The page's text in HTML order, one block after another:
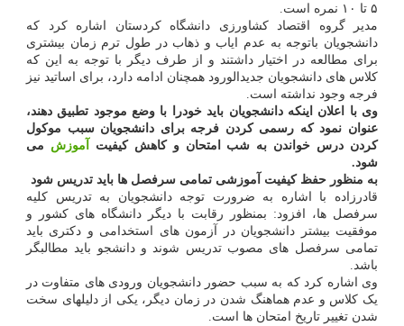
۵ تا ۱۰ نمره است.
مدیر گروه اقتصاد کشاورزی دانشگاه کردستان اشاره کرد که
دانشجویان باتوجه به عدم ایاب و ذهاب در طول ترم زمان بیشتری
برای مطالعه در اختیار داشتند و از طرف دیگر با توجه به این که
کلاس های دانشجویان جدیدالورود همچنان ادامه دارد، برای اساتید نیز
فرجه وجود نداشته است.
وی با اعلان اینکه دانشجویان باید خودرا با وضع موجود تطبیق دهند،
عنوان نمود که رسمی کردن فرجه برای دانشجویان سبب موکول
کردن درس خواندن به شب امتحان و کاهش کیفیت
آموزش می
شود.
به منظور حفظ کیفیت آموزشی تمامی سرفصل ها باید تدریس شود
قادرزاده با اشاره به ضرورت توجه دانشجویان به تدریس کلیه
سرفصل ها، افزود: بمنظور رقابت با دیگر دانشگاه های کشور و
موفقیت بیشتر دانشجویان در آزمون های استخدامی و دکتری باید
تمامی سرفصل های مصوب تدریس شوند و دانشجو باید مطالبگر
باشد.
وی اشاره کرد که به سبب حضور دانشجویان ورودی های متفاوت در
یک کلاس و عدم هماهنگ شدن در زمان دیگر، یکی از دلیلهای سخت
شدن تغییر تاریخ امتحان ها است.